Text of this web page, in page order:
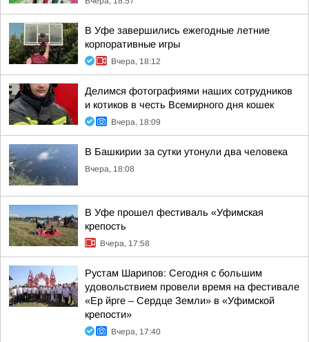
В Уфе завершились ежегодные летние
корпоративные игры
Вчера, 18:12
Делимся фотографиями наших сотрудников
и котиков в честь Всемирного дня кошек
Вчера, 18:09
В Башкирии за сутки утонули два человека
Вчера, 18:08
В Уфе прошел фестиваль «Уфимская
крепость
Вчера, 17:58
Рустам Шарипов: Сегодня с большим
удовольствием провели время на фестивале
«Ер йрге – Сердце Земли» в «Уфимской
крепости»
Вчера, 17:40